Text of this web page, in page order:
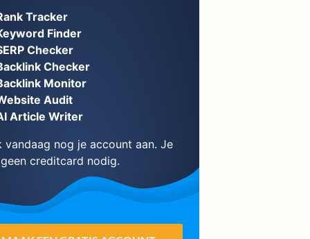
Tracker
Finder
Checker
Checker
Monitor
Audit
Article Writer
vandaag nog je account aan. Je
creditcard nodig.